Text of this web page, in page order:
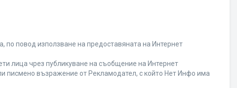
повод използване на предоставяната на Интернет
лица чрез публикуване на съобщение на Интернет
писмено възражение от Рекламодател, с който Нет Инфо има